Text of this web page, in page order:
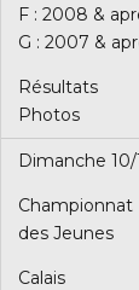
F : 2008 &
G : 2007 &
Résultats
Photos
Dimanche 10/
des Jeunes
Calais